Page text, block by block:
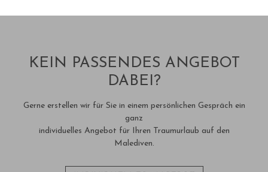
KEIN PASSENDES ANGEBOT
DABEI?
Gerne erstellen wir für Sie in einem persönlichen Gespräch ein
ganz
individuelles Angebot für Ihren Traumurlaub auf den
Malediven.